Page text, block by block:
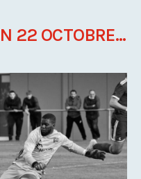
22 OCTOBRE...